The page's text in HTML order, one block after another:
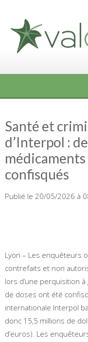
content
Santé et
d’Interpol :
confisqués
Publié le 20/05/2026 à
Lyon – Les enquêteurs
contrefaits et non
lors d’une perquisition
de doses ont été
internationale Interpol
donc 15,5 millions de
d’euros). Les